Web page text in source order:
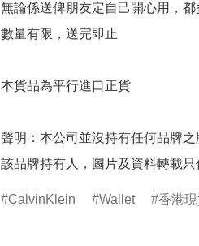
無論係送俾朋友定自己開心用，都
數量有限，送完即止
本貨品為平行進口正貨
聲明：本公司並沒持有任何品牌
該品牌持有人，圖片及資料轉載只
CalvinKlein Wallet 香港